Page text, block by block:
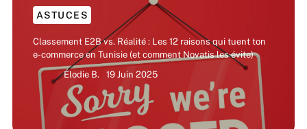
ASTUCES
Classement E2B vs. Réalité : Les 12 raisons qui tuent ton
e-commerce en Tunisie (et comment Novatis les évite)
Élodie B.
19 Juin 2025